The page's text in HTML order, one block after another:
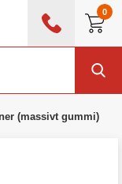
0
(massivt gummi)